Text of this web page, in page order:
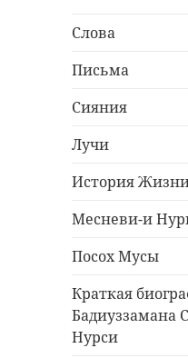
Слова
Письма
Сияния
Лучи
История
Месневи-и
Посох Мусы
Краткая
Бадиуззамана
Нурси